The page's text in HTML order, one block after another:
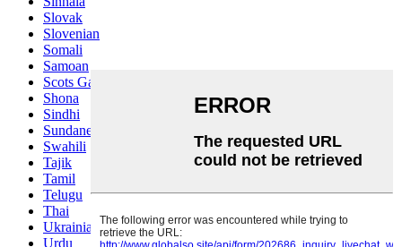
Slovak
Slovenian
Somali
Samoan
Scots Gaelic
Shona
Sindhi
Sundanese
Swahili
Tajik
Tamil
Telugu
Thai
Ukrainian
Urdu